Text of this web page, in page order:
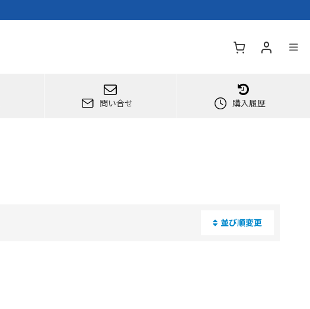
問い合せ 購入履歴
並び順変更